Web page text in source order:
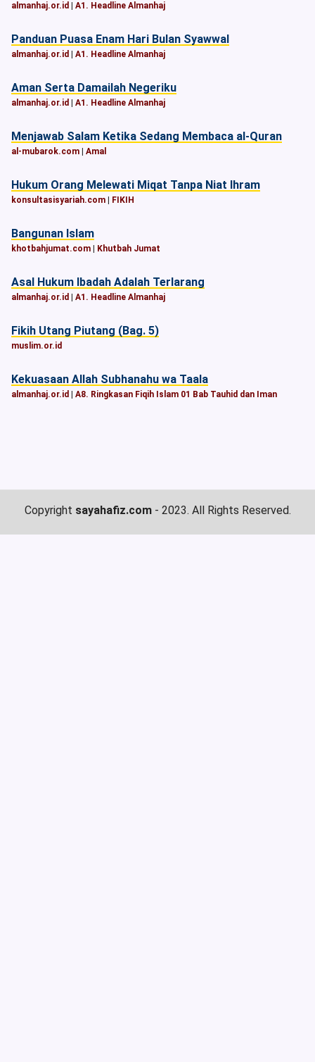
almanhaj.or.id A1. Headline Almanhaj
Panduan Puasa Enam Hari Bulan Syawwal
almanhaj.or.id A1. Headline Almanhaj
Aman Serta Damailah Negeriku
almanhaj.or.id A1. Headline Almanhaj
Menjawab Salam Ketika Sedang Membaca al-Quran
al-mubarok.com Amal
Hukum Orang Melewati Miqat Tanpa Niat Ihram
konsultasisyariah.com FIKIH
Bangunan Islam
khotbahjumat.com Khutbah Jumat
Asal Hukum Ibadah Adalah Terlarang
almanhaj.or.id A1. Headline Almanhaj
Fikih Utang Piutang (Bag. 5)
muslim.or.id
Kekuasaan Allah Subhanahu wa Taala
almanhaj.or.id A8. Ringkasan Fiqih Islam 01 Bab Tauhid dan Iman
Copyright sayahafiz.com- 2023. All Rights Reserved.